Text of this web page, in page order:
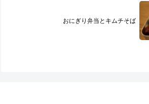
おにぎり弁当とキムチそば